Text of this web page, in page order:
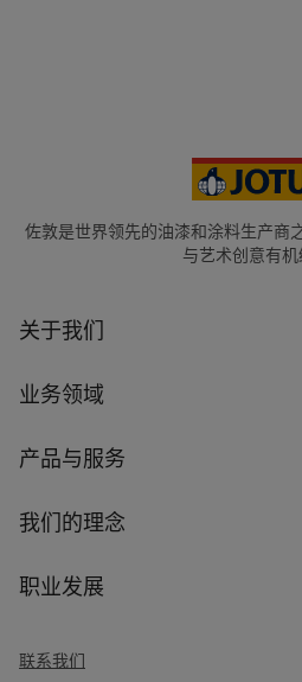
佐敦是世界领先的油漆和涂料生产商
与艺术创意有机
关于我们
业务领域
产品与服务
我们的理念
职业发展
联系我们